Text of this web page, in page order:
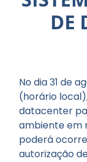
DE
No dia 31 de
(horário
datacenter
ambiente em
poderá
autorização